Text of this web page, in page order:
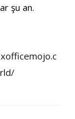
şu an.